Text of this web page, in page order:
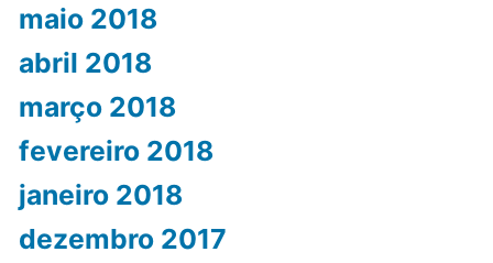
maio 2018
abril 2018
março 2018
fevereiro 2018
janeiro 2018
dezembro 2017